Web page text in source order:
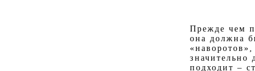
Прежде чем
она должна
значительно
подходит –